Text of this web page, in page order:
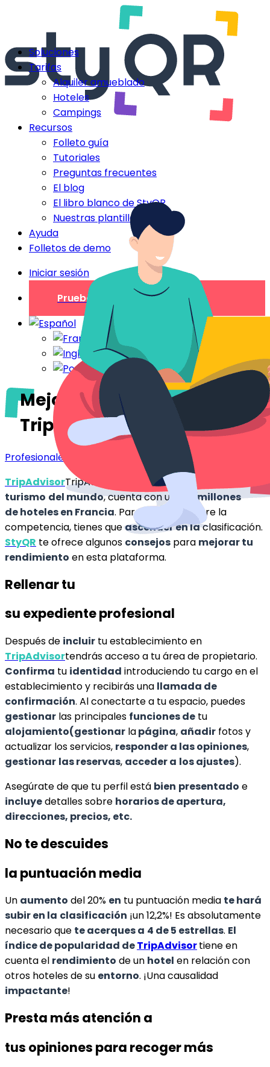
Soluciones
Tarifas
Alquiler amueblado
Hoteles
Campings
Recursos
Folleto guía
Tutoriales
Preguntas frecuentes
El blog
El libro blanco de StyQR
Nuestras plantillas StyQR
Ayuda
Folletos de demo
Iniciar sesión
Prueba gratuita
Mejora tu clasificación en
TripAdvisor
Profesionales
TripAdvisorTripAdvisor, el principal sitio web
turismo del mundo, cuenta con unos
5 millones
de hoteles en Francia. Para destacar entre la
competencia, tienes queascender en laclasificación.
StyQR te ofrece algunos consejos para mejorar tu
rendimiento en esta plataforma.
Rellenar tu
su expediente profesional
Después de incluir tu establecimiento en
TripAdvisortendrás acceso a tu área de propietario.
Confirma tu identidad introduciendo tu cargo en el
establecimiento y recibirás una llamada de
confirmación. Al conectarte a tu espacio, puedes
gestionar las principales funciones de tu
alojamiento(gestionar lapágina, añadir fotos y
actualizar los servicios, responder a las opiniones,
gestionar las reservas, acceder a los ajustes).
Asegúrate de que tu perfil está bien presentado e
incluyedetalles sobre horarios de apertura,
direcciones, precios, etc.
No te descuides
la puntuación media
Un aumento del 20% en tu puntuación media te hará
subir en la clasificación ¡un 12,2%! Es absolutamente
necesario que te acerques a 4 de 5 estrellas. El
índice de popularidad deTripAdvisortiene en
cuenta el rendimiento de un hotel en relación con
otros hoteles de su entorno. ¡Una causalidad
impactante!
Presta más atención a
tus opiniones para recoger más